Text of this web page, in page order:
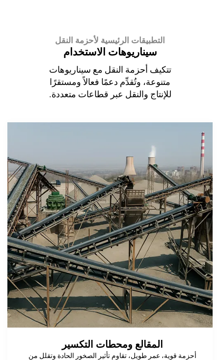
التطبيقات الرئيسية لأحزمة النقل
سيناريوهات الاستخدام
تتكيف أحزمة النقل مع سيناريوهات
متنوعة، وتُقدِّم دعمًا فعالاً ومستقرًا
للإنتاج والنقل عبر قطاعات متعددة.
المقالع ومحطات التكسير
عمر طويل، تقاوم تأثير الصخور الحادة وتقلل من